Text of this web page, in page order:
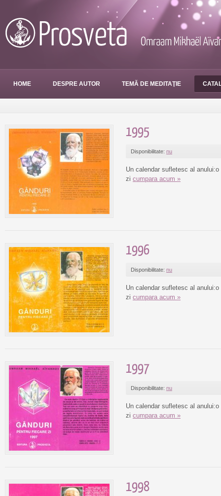
HOME DESPRE AUTOR TEMĂ DE MEDITAŢIE
1995
Disponibilitate: nu
Un calendar sufletesc al
zi cumpara acum »
1996
Disponibilitate: nu
Un calendar sufletesc al
zi cumpara acum »
1997
Disponibilitate: nu
Un calendar sufletesc al
zi cumpara acum »
1998